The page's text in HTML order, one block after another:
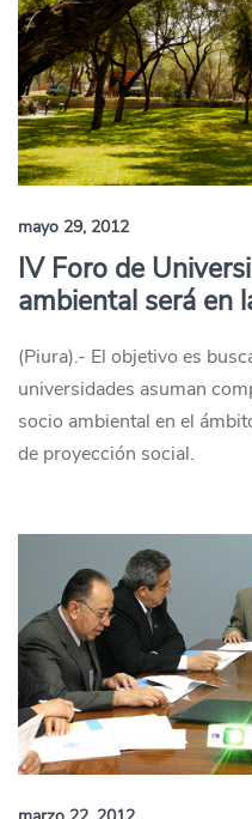
mayo 29, 2012
IV Foro de
ambiental será en
(Piura).- El objetivo es
universidades asuman
socio ambiental en el
de proyección social.